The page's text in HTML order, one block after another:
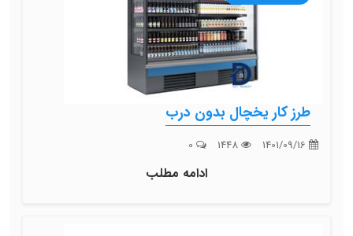
طرز کار یخچال بدون درب
ادامه مطلب